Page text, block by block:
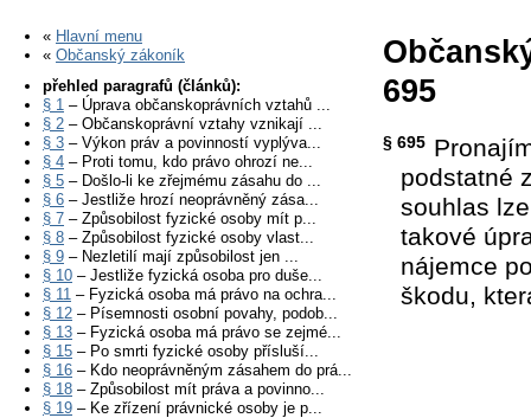
« Hlavní menu
« Občanský zákoník
přehled paragrafů (článků):
§ 1 – Úprava občanskoprávních vztahů ...
§ 2 – Občanskoprávní vztahy vznikají ...
§ 3 – Výkon práv a povinností vyplýva...
§ 4 – Proti tomu, kdo právo ohrozí ne...
§ 5 – Došlo-li ke zřejmému zásahu do ...
§ 6 – Jestliže hrozí neoprávněný zása...
§ 7 – Způsobilost fyzické osoby mít p...
§ 8 – Způsobilost fyzické osoby vlast...
§ 9 – Nezletilí mají způsobilost jen ...
§ 10 – Jestliže fyzická osoba pro duše...
§ 11 – Fyzická osoba má právo na ochra...
§ 12 – Písemnosti osobní povahy, podob...
§ 13 – Fyzická osoba má právo se zejmé...
§ 15 – Po smrti fyzické osoby přísluší...
§ 16 – Kdo neoprávněným zásahem do prá...
§ 18 – Způsobilost mít práva a povinno...
§ 19 – Ke zřízení právnické osoby je p...
695
§ 695
podstatné
souhlas
takové
nájemce
škodu,